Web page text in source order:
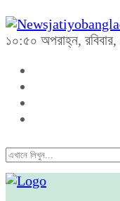
১০:৫০ অপরাহ্ন,